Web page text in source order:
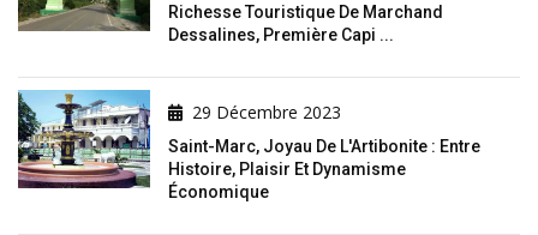
Richesse Touristique De Marchand
Dessalines, Première Capi ...
29 Décembre 2023
Saint-Marc, Joyau De L'Artibonite : Entre
Histoire, Plaisir Et Dynamisme
Économique